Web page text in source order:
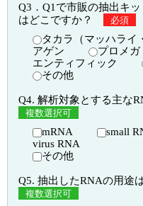
Q3．Q1で市販の抽出キ
はどこですか？
必須
タカラ（マッハライ
アゲン
プロメガ
エンティフィック
その他
Q4. 解析対象とする主な
複数選択可
mRNA
small
virus RNA
その他
Q5. 抽出したRNAの用途
複数選択可